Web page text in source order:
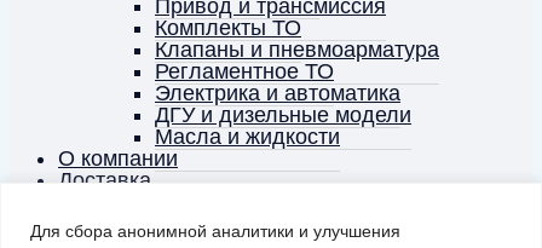
Для сбора анонимной аналитики и улучшения
Привод и трансмиссия
Комплекты ТО
Клапаны и пневмоарматура
Регламентное ТО
Электрика и автоматика
ДГУ и дизельные модели
Масла и жидкости
О компании
Доставка
Компрессоры и сжатый воздух